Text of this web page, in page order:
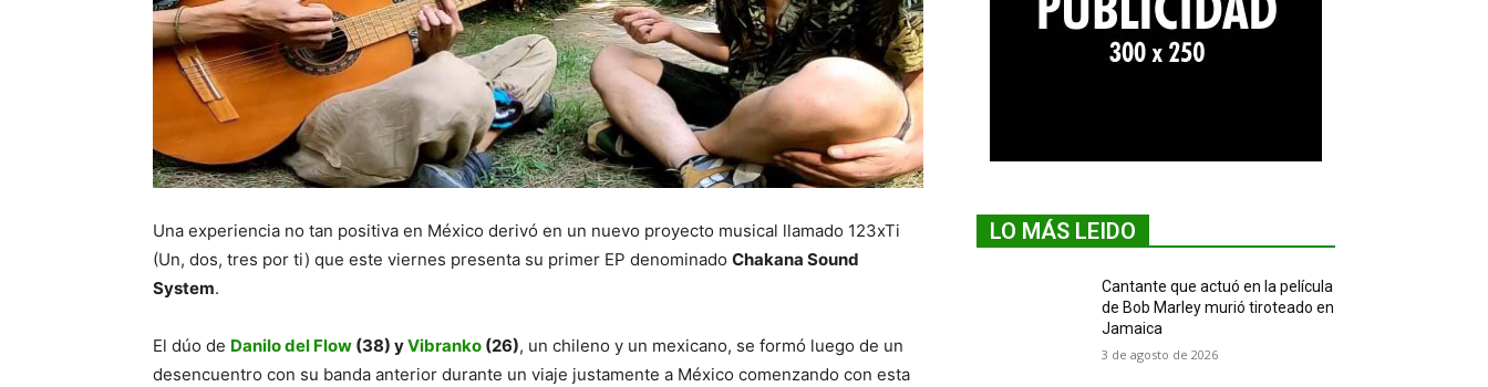
Una experiencia no tan positiva en México derivó en un nuevo proyecto musical llamado 123xTi
(Un, dos, tres por ti) que este viernes presenta su primer EP denominado Chakana Sound
System.
El dúo de Danilo del Flow (38) yVibranko (26), un chileno y un mexicano, se formó luego de un
desencuentro con su banda anterior durante un viaje justamente a México comenzando con esta
LO MÁS LEIDO
Cantante que actuó en la película
de Bob Marley murió tiroteado en
Jamaica
3 de agosto de 2026